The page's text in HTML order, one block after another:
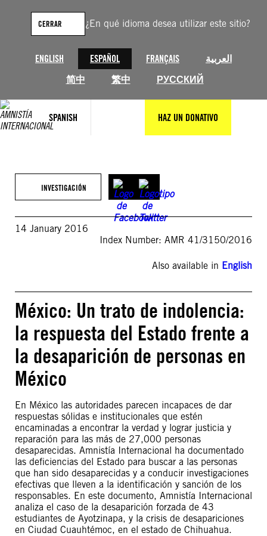
¿En qué idioma desea utilizar este sitio?
ENGLISH ESPAÑOL FRANÇAIS
العربية
简中
繁中 РУССКИЙ
CERRAR
SPANISH HAZ UN DONATIVO
contenido
INVESTIGACIÓN
14 January 2016
Index Number: AMR 41/3150/2016
Also available in English
México: Un trato de indolencia:
la respuesta del Estado frente a
la desaparición de personas en
México
En México las autoridades parecen incapaces de dar
respuestas sólidas e institucionales que estén
encaminadas a encontrar la verdad y lograr justicia y
reparación para las más de 27,000 personas
desaparecidas. Amnistía Internacional ha documentado
las deficiencias del Estado para buscar a las personas
que han sido desaparecidas y a conducir investigaciones
efectivas que lleven a la identificación y sanción de los
responsables. En este documento, Amnistía Internacional
analiza el caso de la desaparición forzada de 43
estudiantes de Ayotzinapa, y la crisis de desapariciones
en Ciudad Cuauhtémoc, en el estado de Chihuahua.